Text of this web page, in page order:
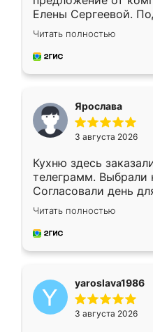
Елены Сергеевой.
короткие сроки
для замера
предложил по моему
Читать полностью
Ярослава
3 августа 2026
Кухню здесь
телеграмм. Выбрали
Согласовали день
недели кухня была
довольны работой.
мебель за
Читать полностью
yaroslava1986
3 августа 2026